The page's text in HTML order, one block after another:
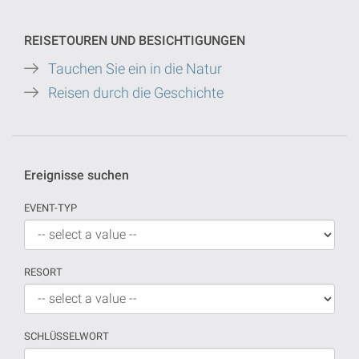
REISETOUREN UND BESICHTIGUNGEN
Tauchen Sie ein in die Natur
Reisen durch die Geschichte
Ereignisse suchen
EVENT-TYP
RESORT
SCHLÜSSELWORT